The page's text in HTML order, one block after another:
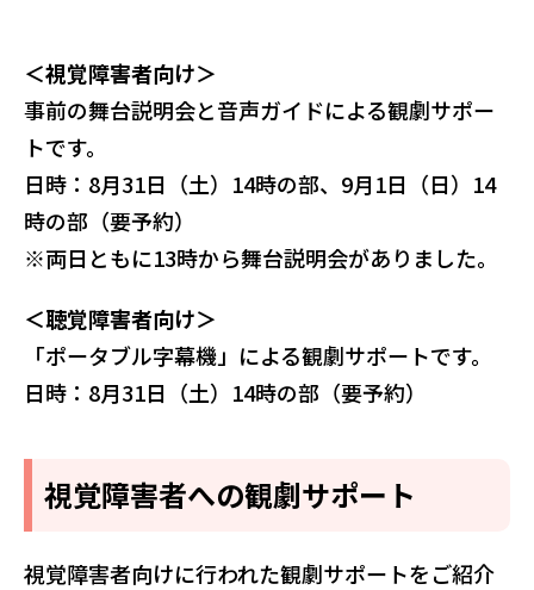
＜視覚障害者向け＞
事前の舞台説明会と音声ガイドによる観劇サポー
トです。
日時：8月31日（土）14時の部、9月1日（日）14
時の部（要予約）
※両日ともに13時から舞台説明会がありました。
＜聴覚障害者向け＞
「ポータブル字幕機」による観劇サポートです。
日時：8月31日（土）14時の部（要予約）
視覚障害者への観劇サポート
視覚障害者向けに行われた観劇サポートをご紹介